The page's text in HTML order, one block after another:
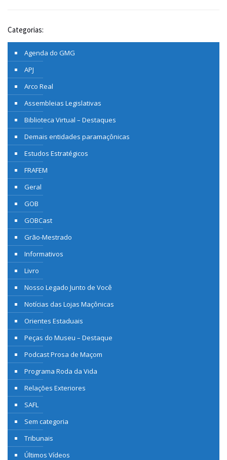
Categorias:
Agenda do GMG
APJ
Arco Real
Assembleias Legislativas
Biblioteca Virtual – Destaques
Demais entidades paramaçônicas
Estudos Estratégicos
FRAFEM
Geral
GOB
GOBCast
Grão-Mestrado
Informativos
Livro
Nosso Legado Junto de Você
Notícias das Lojas Maçônicas
Orientes Estaduais
Peças do Museu – Destaque
Podcast Prosa de Maçom
Programa Roda da Vida
Relações Exteriores
SAFL
Sem categoria
Tribunais
Últimos Vídeos